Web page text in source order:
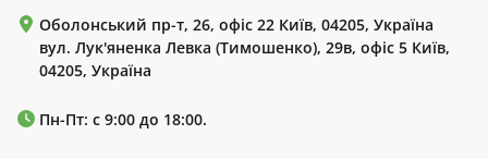
Оболонський пр-т, 26, офіс 22 Київ, 04205, Україна
вул. Лук'яненка Левка (Тимошенко), 29в, офіс 5 Київ,
04205, Україна
Пн-Пт: с 9:00 до 18:00.